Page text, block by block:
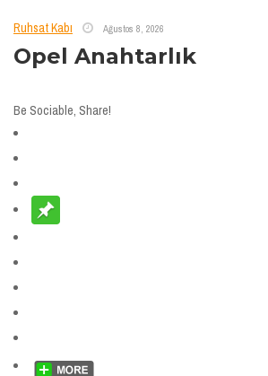
Ruhsat Kabı Ağustos 8, 2026
Opel Anahtarlık
Be Sociable, Share!